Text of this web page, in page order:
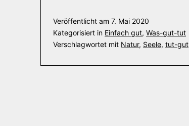
Veröffentlicht am 7. Mai 2020
Kategorisiert in Einfach gut, Was-gut-tut
Verschlagwortet mit Natur, Seele, tut-gut